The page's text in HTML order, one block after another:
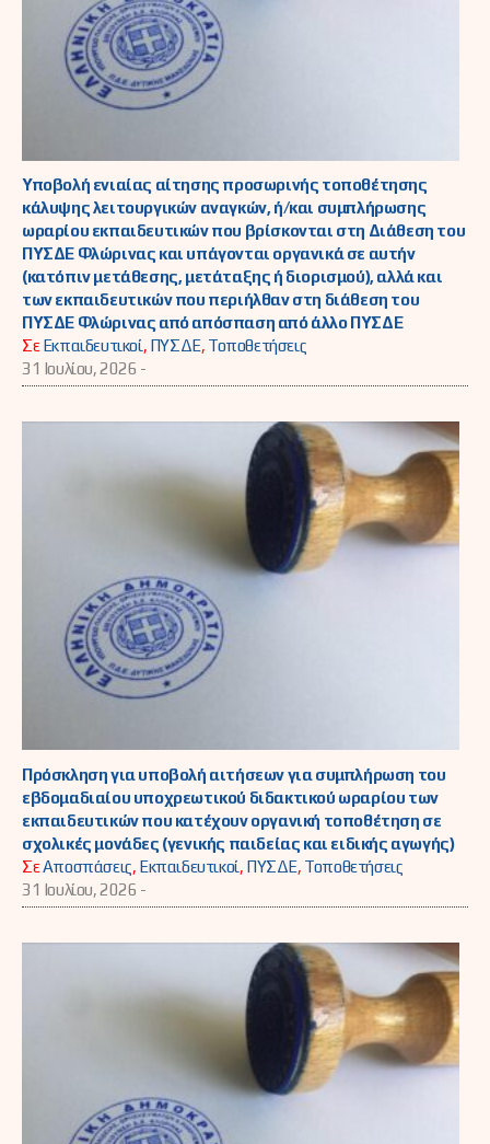
Υποβολή ενιαίας αίτησης προσωρινής τοποθέτησης
κάλυψης λειτουργικών αναγκών, ή/και συμπλήρωσης
ωραρίου εκπαιδευτικών που βρίσκονται στη Διάθεση του
ΠΥΣΔΕ Φλώρινας και υπάγονται οργανικά σε αυτήν
(κατόπιν μετάθεσης, μετάταξης ή διορισμού), αλλά και
των εκπαιδευτικών που περιήλθαν στη διάθεση του
ΠΥΣΔΕ Φλώρινας από απόσπαση από άλλο ΠΥΣΔΕ
ΣεΕκπαιδευτικοί, ΠΥΣΔΕ, Τοποθετήσεις
31 Ιουλίου, 2026 -
Πρόσκληση για υποβολή αιτήσεων για συμπλήρωση του
εβδομαδιαίου υποχρεωτικού διδακτικού ωραρίου των
εκπαιδευτικών που κατέχουν οργανική τοποθέτηση σε
σχολικές μονάδες (γενικής παιδείας και ειδικής αγωγής)
ΣεΑποσπάσεις, Εκπαιδευτικοί, ΠΥΣΔΕ, Τοποθετήσεις
31 Ιουλίου, 2026 -